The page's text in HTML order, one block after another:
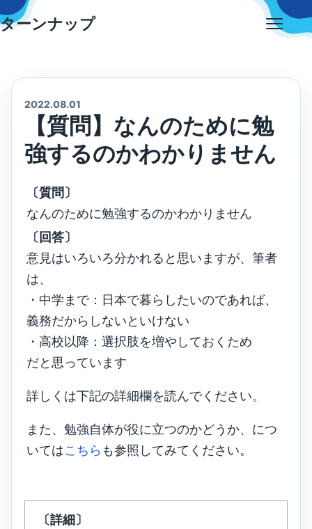
Skip
to
ターンナップ
2022.08.01
【質問】なんのために勉
強するのかわかりません
〔質問〕
なんのために勉強するのかわかりません
〔回答〕
意見はいろいろ分かれると思いますが、筆者
は、
・中学まで：日本で暮らしたいのであれば、
義務だからしないといけない
・高校以降：選択肢を増やしておくため
だと思っています
詳しくは下記の詳細欄を読んでください。
また、勉強自体が役に立つのかどうか、につ
いてはこちら も参照してみてください。
〔詳細〕